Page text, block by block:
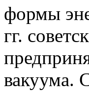
формы
гг.
вакуума.